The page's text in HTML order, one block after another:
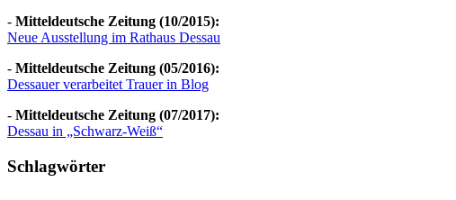
- Mitteldeutsche Zeitung (10/2015):
Neue Ausstellung im Rathaus Dessau
- Mitteldeutsche Zeitung (05/2016):
Dessauer verarbeitet Trauer in Blog
- Mitteldeutsche Zeitung (07/2017):
Dessau in „Schwarz-Weiß“
Schlagwörter